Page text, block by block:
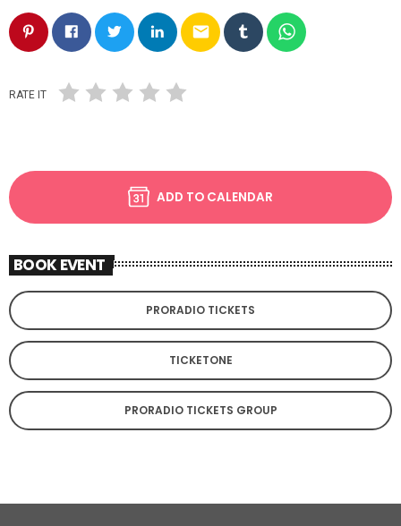
email
RATE IT
ADD TO CALENDAR
BOOK EVENT
PRORADIO TICKETS
TICKETONE
PRORADIO TICKETS GROUP